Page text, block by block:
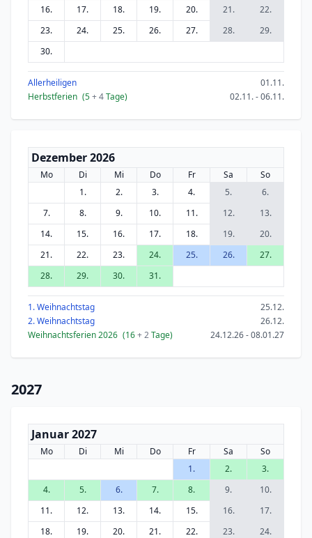
16.
17. 18. 19. 20. 21.
22.
23.
24. 25. 26. 27. 28.
29.
30.
Allerheiligen
01.11.
Herbstferien (5+ 4Tage) 02.11. - 06.11.
Dezember 2026
Mo Di Mi Do Fr Sa
So
1.
2. 3. 4. 5.
6.
7.
8. 9. 10. 11. 12.
13.
14.
15. 16. 17. 18. 19.
20.
21.
22. 23. 24. 25. 26.
27.
28.
29. 30. 31.
1. Weihnachtstag
25.12.
2. Weihnachtstag
26.12.
Weihnachtsferien 2026 (16+ 2Tage) 24.12.26 - 08.01.27
2027
Januar 2027
Mo Di Mi Do Fr Sa
So
1.
2.
3.
4.
5. 6. 7. 8. 9.
10.
11.
12. 13. 14. 15. 16.
17.
18.
19. 20. 21. 22. 23.
24.